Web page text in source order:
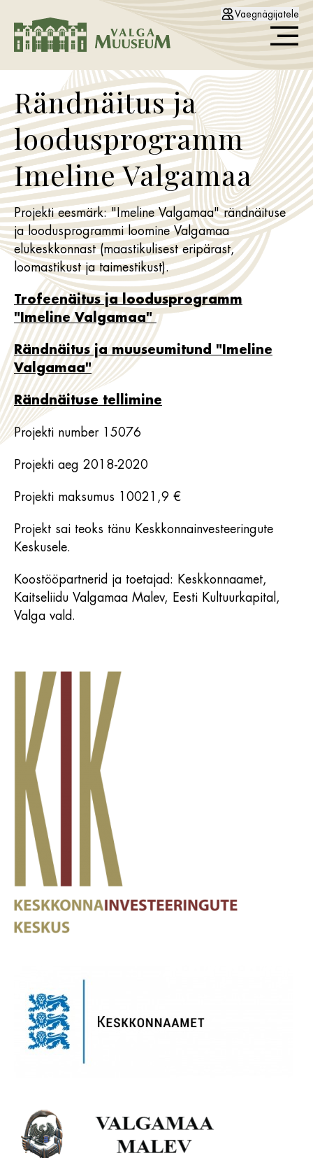
Rändnäitus ja
loodusprogramm
Imeline Valgamaa
Projekti eesmärk: "Imeline Valgamaa" rändnäituse
ja loodusprogrammi loomine Valgamaa
elukeskkonnast (maastikulisest eripärast,
loomastikust ja taimestikust).
Trofeenäitus ja loodusprogramm
"Imeline Valgamaa"
Rändnäitus ja muuseumitund "Imeline
Valgamaa"
Rändnäituse tellimine
Projekti number 15076
Projekti aeg 2018-2020
Projekti maksumus 10021,9 €
Projekt sai teoks tänu Keskkonnainvesteeringute
Keskusele.
Koostööpartnerid ja toetajad: Keskkonnaamet,
Kaitseliidu Valgamaa Malev, Eesti Kultuurkapital,
Valga vald.
Vaegnägijatele